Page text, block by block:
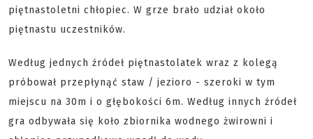
piętnastoletni chłopiec. W grze brało udział około
piętnastu uczestników.
Według jednych źródeł piętnastolatek wraz z kolegą
próbował przepłynąć staw / jezioro - szeroki w tym
miejscu na 30m i o głębokości 6m. Według innych źródeł
gra odbywała się koło zbiornika wodnego żwirowni i